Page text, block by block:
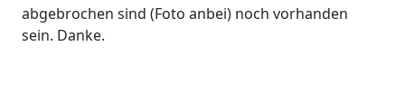
abgebrochen sind (Foto anbei) noch vorhanden
sein. Danke.